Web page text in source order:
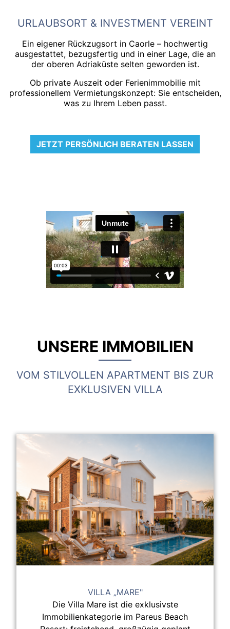
URLAUBSORT & INVESTMENT VEREINT
Ein eigener Rückzugsort in Caorle – hochwertig
ausgestattet, bezugsfertig und in einer Lage, die an
der oberen Adriaküste selten geworden ist.
Ob private Auszeit oder Ferienimmobilie mit
professionellem Vermietungskonzept: Sie entscheiden,
was zu Ihrem Leben passt.
JETZT PERSÖNLICH BERATEN LASSEN
UNSERE IMMOBILIEN
VOM STILVOLLEN APARTMENT BIS ZUR
EXKLUSIVEN VILLA
VILLA „MARE"
Die Villa Mare ist die exklusivste
Immobilienkategorie im Pareus Beach